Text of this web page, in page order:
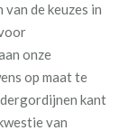
de keuzes in
onze
op maat te
kant
van